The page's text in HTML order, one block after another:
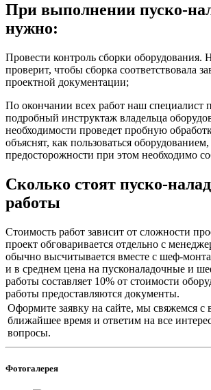
При выполнении пуско-
нужно:
Провести контроль сборки оборудования.
проверит, чтобы сборка соответствовала
проектной документации;
По окончании всех работ наш специалист
подробный инструктаж владельца
необходимости проведет пробную
объяснят, как пользоваться
предосторожности при этом необходимо
Сколько стоят пуско-
работы
Стоимость работ зависит от сложности
проект обговаривается отдельно с
обычно высчитывается вместе с шеф-
и в среднем цена на пусконаладочные и
работы составляет 10% от стоимости
работы предоставляются документы.
Оформите заявку на сайте, мы свяжемся с
ближайшее время и ответим на все
вопросы.
Фотогалерея